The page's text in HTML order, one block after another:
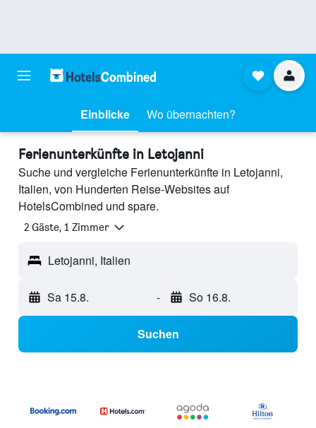
Einblicke Wo übernachten?
Ferienunterkünfte in Letojanni
Suche und vergleiche Ferienunterkünfte in Letojanni,
Italien, von Hunderten Reise-Websites auf
HotelsCombined und spare.
2 Gäste, 1 Zimmer
Letojanni, Italien
Sa 15.8. - So 16.8.
Suchen